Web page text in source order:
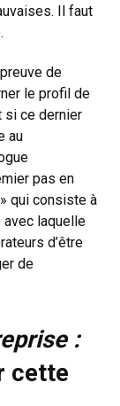
Il faut
de
le profil de
si ce dernier
au
pas en
qui consiste à
avec laquelle
d’être
de
:
cette